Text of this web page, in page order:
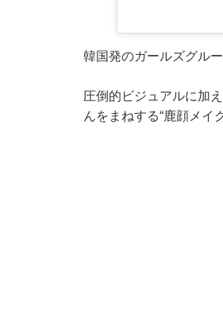
韓国発のガールズグル
圧倒的ビジュアルに加
んをまねする“鹿顔メイ